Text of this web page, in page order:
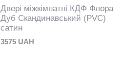
Двері міжкімнатні КДФ Флора
Дуб Скандинавський (PVC)
сатин
3575 UAH